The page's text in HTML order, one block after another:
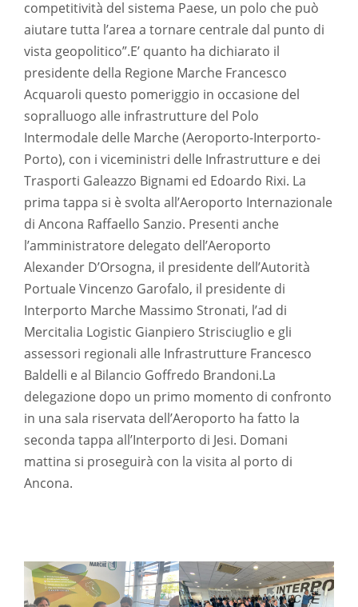
competitività del sistema Paese, un polo che può
aiutare tutta l’area a tornare centrale dal punto di
vista geopolitico”.E’ quanto ha dichiarato il
presidente della Regione Marche Francesco
Acquaroli questo pomeriggio in occasione del
sopralluogo alle infrastrutture del Polo
Intermodale delle Marche (Aeroporto-Interporto-
Porto), con i viceministri delle Infrastrutture e dei
Trasporti Galeazzo Bignami ed Edoardo Rixi. La
prima tappa si è svolta all’Aeroporto Internazionale
di Ancona Raffaello Sanzio. Presenti anche
l’amministratore delegato dell’Aeroporto
Alexander D’Orsogna, il presidente dell’Autorità
Portuale Vincenzo Garofalo, il presidente di
Interporto Marche Massimo Stronati, l’ad di
Mercitalia Logistic Gianpiero Strisciuglio e gli
assessori regionali alle Infrastrutture Francesco
Baldelli e al Bilancio Goffredo Brandoni.La
delegazione dopo un primo momento di confronto
in una sala riservata dell’Aeroporto ha fatto la
seconda tappa all’Interporto di Jesi. Domani
mattina si proseguirà con la visita al porto di
Ancona.